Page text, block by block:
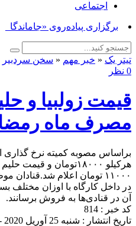
اجتماعی
برگزاری پیاده‌روی «جاماندگان
تیتر یک « خبر مهم « سخن سردبیر
0 نظر
قیمت زولبیا و
مصرف ماه
براساس مصوبه کمیته نرخ گذاری
هرکیلو ۱۸۰۰۰تومان و
۱۱۰۰۰ تومان اعلام شد.قنادان
در داخل کارگاه با اوزان مختلف
آن در قنادی‌ها به فروش برسانند.
کد خبر : 814
تاریخ انتشار : شنبه 25 آوریل 2020 - 10:33